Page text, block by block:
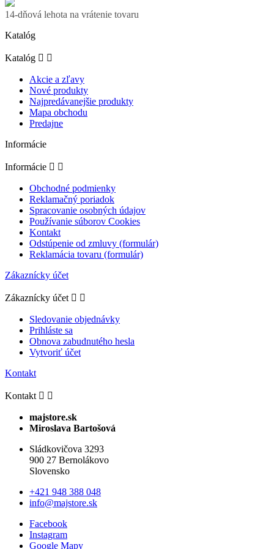
14-dňová lehota na vrátenie tovaru
Katalóg
Katalóg  
Akcie a zľavy
Nové produkty
Najpredávanejšie produkty
Mapa obchodu
Predajne
Informácie
Informácie  
Obchodné podmienky
Reklamačný poriadok
Spracovanie osobných údajov
Používanie súborov Cookies
Kontakt
Odstúpenie od zmluvy (formulár)
Reklamácia tovaru (formulár)
Zákaznícky účet
Zákaznícky účet  
Sledovanie objednávky
Prihláste sa
Obnova zabudnutého hesla
Vytvoriť účet
Kontakt
Kontakt  
majstore.sk
Miroslava Bartošová
Sládkovičova 3293
900 27 Bernolákovo
Slovensko
+421 948 388 048
info@majstore.sk
Facebook
Instagram
Google Mapy